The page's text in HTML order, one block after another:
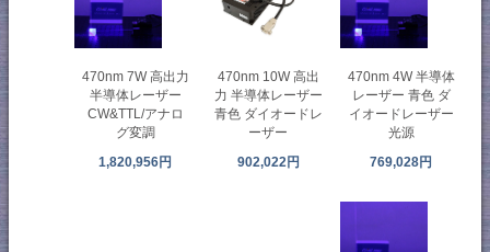
470nm 7W 高出力
半導体レーザー
CW&TTL/アナロ
グ変調
1,820,956円
470nm 10W 高出
力 半導体レーザー
青色 ダイオードレ
ーザー
902,022円
470nm 4W 半導体
レーザー 青色 ダ
イオードレーザー
光源
769,028円